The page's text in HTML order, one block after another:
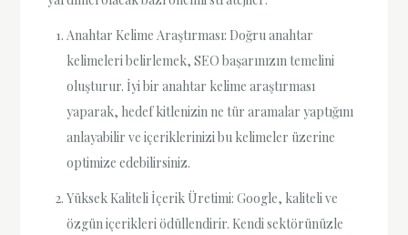
Anahtar Kelime Araştırması: Doğru anahtar
kelimeleri belirlemek, SEO başarınızın temelini
oluşturur. İyi bir anahtar kelime araştırması
yaparak, hedef kitlenizin ne tür aramalar yaptığını
anlayabilir ve içeriklerinizi bu kelimeler üzerine
optimize edebilirsiniz.
Yüksek Kaliteli İçerik Üretimi: Google, kaliteli ve
özgün içerikleri ödüllendirir. Kendi sektörünüzle